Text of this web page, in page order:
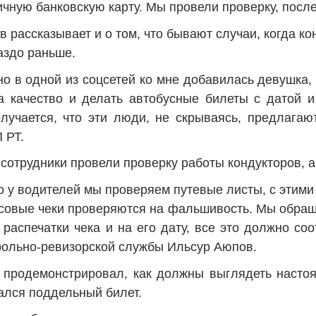
банковскую карту. Мы провели проверку,
рассказывает и о том, что бывают случаи, когда
раньше.
в одной из соцсетей ко мне добавилась
качество и делать автобусные билеты с
что эти люди, не скрываясь,
РТ.
провели проверку работы
у водителей мы проверяем путевые листы, с
чеки проверяются на фальшивость. Мы
чека и на его дату, все это должно
ревизорской службы Ильсур Аюпов.
как должны выглядеть
поддельный билет.